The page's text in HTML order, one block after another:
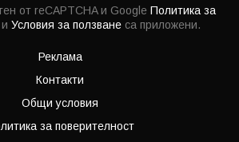
от reCAPTCHA и Google Политика за
и Условия за ползване са приложени.
Реклама
Контакти
Общи условия
за поверителност